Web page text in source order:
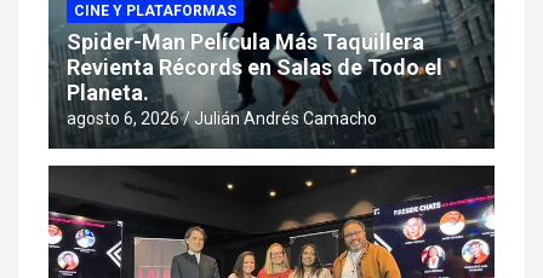
CINE Y PLATAFORMAS
Spider-Man Película Más Taquillera
Revienta Récords en Salas de Todo el
Planeta.
agosto 6, 2026 Julián Andrés Camacho